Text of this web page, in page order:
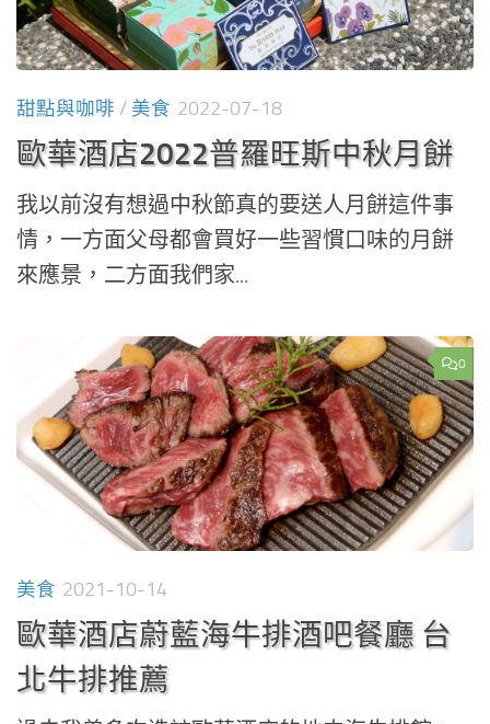
甜點與咖啡 / 美食 2022-07-18
歐華酒店2022普羅旺斯中秋月餅
我以前沒有想過中秋節真的要送人月餅這件事
情，一方面父母都會買好一些習慣口味的月餅
來應景，二方面我們家...
0
美食 2021-10-14
歐華酒店蔚藍海牛排酒吧餐廳 台
北牛排推薦